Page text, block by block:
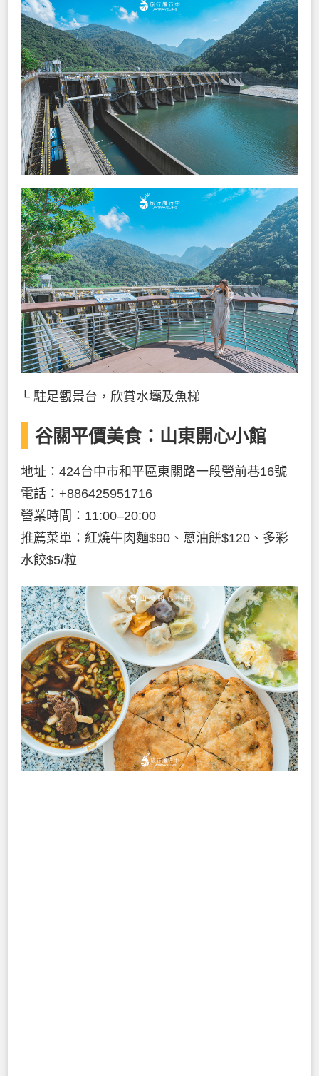
└ 駐足觀景台，欣賞水壩及魚梯
谷關平價美食：山東開心小館
地址：424台中市和平區東關路一段營前巷16號
電話：+886425951716
營業時間：11:00–20:00
推薦菜單：紅燒牛肉麵$90、蔥油餅$120、多彩
水餃$5/粒